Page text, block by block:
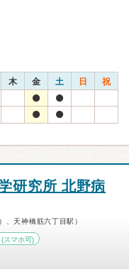
木 金 土 日 祝
研究所 北野病
、天神橋筋六丁目駅）
(スマホ可)